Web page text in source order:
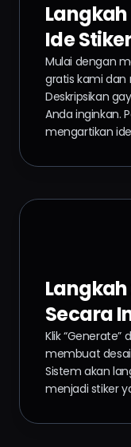
Langkah
Ide
Mulai dengan
gratis kami dan
Deskripsikan
Anda inginkan.
mengartikan
Secara
Klik “Generate”
membuat
Sistem akan
menjadi stiker